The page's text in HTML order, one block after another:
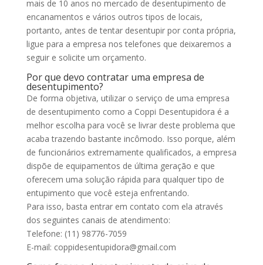
mais de 10 anos no mercado de desentupimento de
encanamentos e vários outros tipos de locais,
portanto, antes de tentar desentupir por conta própria,
ligue para a empresa nos telefones que deixaremos a
seguir e solicite um orçamento.
Por que devo contratar uma empresa de
desentupimento?
De forma objetiva, utilizar o serviço de uma empresa
de desentupimento como a Coppi Desentupidora é a
melhor escolha para você se livrar deste problema que
acaba trazendo bastante incômodo. Isso porque, além
de funcionários extremamente qualificados, a empresa
dispõe de equipamentos de última geração e que
oferecem uma solução rápida para qualquer tipo de
entupimento que você esteja enfrentando.
Para isso, basta entrar em contato com ela através
dos seguintes canais de atendimento:
Telefone: (11) 98776-7059
E-mail: coppidesentupidora@gmail.com